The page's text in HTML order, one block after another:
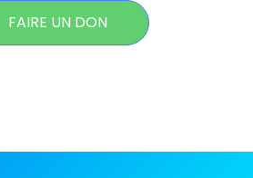
FAIRE UN DON